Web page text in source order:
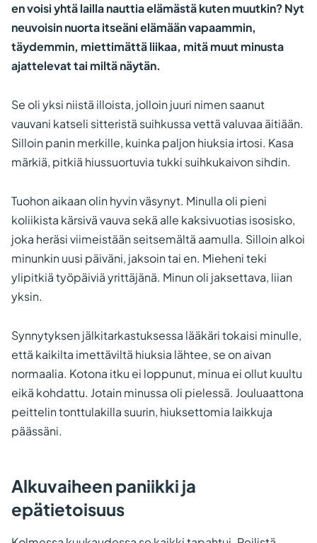
en voisi yhtä lailla nauttia elämästä kuten muutkin? Nyt
neuvoisin nuorta itseäni elämään vapaammin,
täydemmin, miettimättä liikaa, mitä muut minusta
ajattelevat tai miltä näytän.
Se oli yksi niistä illoista, jolloin juuri nimen saanut
vauvani katseli sitteristä suihkussa vettä valuvaa äitiään.
Silloin panin merkille, kuinka paljon hiuksia irtosi. Kasa
märkiä, pitkiä hiussuortuvia tukki suihkukaivon sihdin.
Tuohon aikaan olin hyvin väsynyt. Minulla oli pieni
koliikista kärsivä vauva sekä alle kaksivuotias isosisko,
joka heräsi viimeistään seitsemältä aamulla. Silloin alkoi
minunkin uusi päiväni, jaksoin tai en. Mieheni teki
ylipitkiä työpäiviä yrittäjänä. Minun oli jaksettava, liian
yksin.
Synnytyksen jälkitarkastuksessa lääkäri tokaisi minulle,
että kaikilta imettäviltä hiuksia lähtee, se on aivan
normaalia. Kotona itku ei loppunut, minua ei ollut kuultu
eikä kohdattu. Jotain minussa oli pielessä. Jouluaattona
peittelin tonttulakilla suurin, hiuksettomia laikkuja
päässäni.
Alkuvaiheen paniikki ja
epätietoisuus